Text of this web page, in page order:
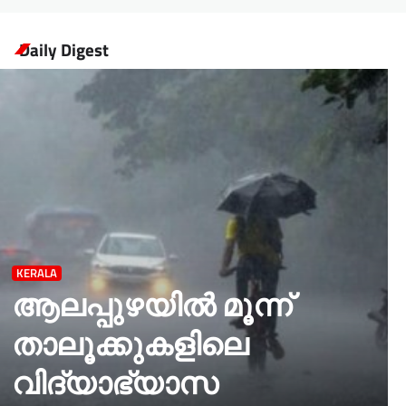
Daily Digest
KERALA
ആലപ്പുഴയിൽ മൂന്ന്
താലൂക്കുകളിലെ
വിദ്യാഭ്യാസ